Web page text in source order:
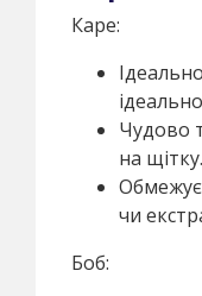
Каре:
Чудово
на щітку.
чи
Боб: